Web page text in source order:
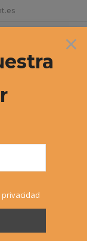
×
privacidad